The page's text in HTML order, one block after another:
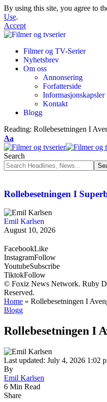
By using this site, you agree to
Use.
Accept
Filmer og TV-Serier
Nyhetsbrev
Om oss
Annonsering
Forfatterside
Informasjonskapsler
Kontakt
Blogg
Reading: Rollebesetningen I
Aa
Search
Rollebesetningen I
Emil Karlsen
August 10, 2026
FacebookLike
InstagramFollow
YoutubeSubscribe
TiktokFollow
© Foxiz News Network. Ruby
Reserved.
Home » Rollebesetningen I
Blogg
Rollebesetningen I
Last updated: July 4, 2026 1:02
By
Emil Karlsen
6 Min Read
Share